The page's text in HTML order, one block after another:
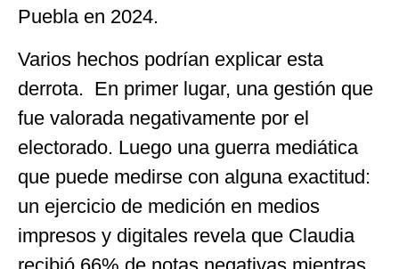
Puebla en 2024.
Varios hechos podrían explicar esta
derrota. En primer lugar, una gestión que
fue valorada negativamente por el
electorado. Luego una guerra mediática
que puede medirse con alguna exactitud:
un ejercicio de medición en medios
impresos y digitales revela que Claudia